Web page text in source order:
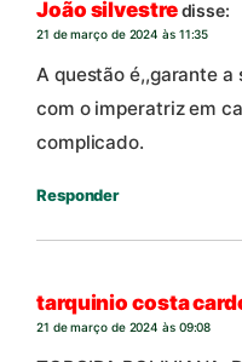
João silvestredisse:
21 de março de 2024 às 11:35
A questão é,,garante
com o imperatriz em
complicado.
Responder
tarquinio costa
21 de março de 2024 às 09:08